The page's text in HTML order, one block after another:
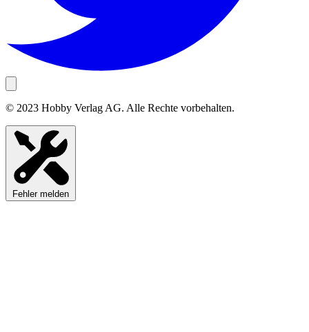
© 2023 Hobby Verlag AG. Alle Rechte vorbehalten.
Fehler melden